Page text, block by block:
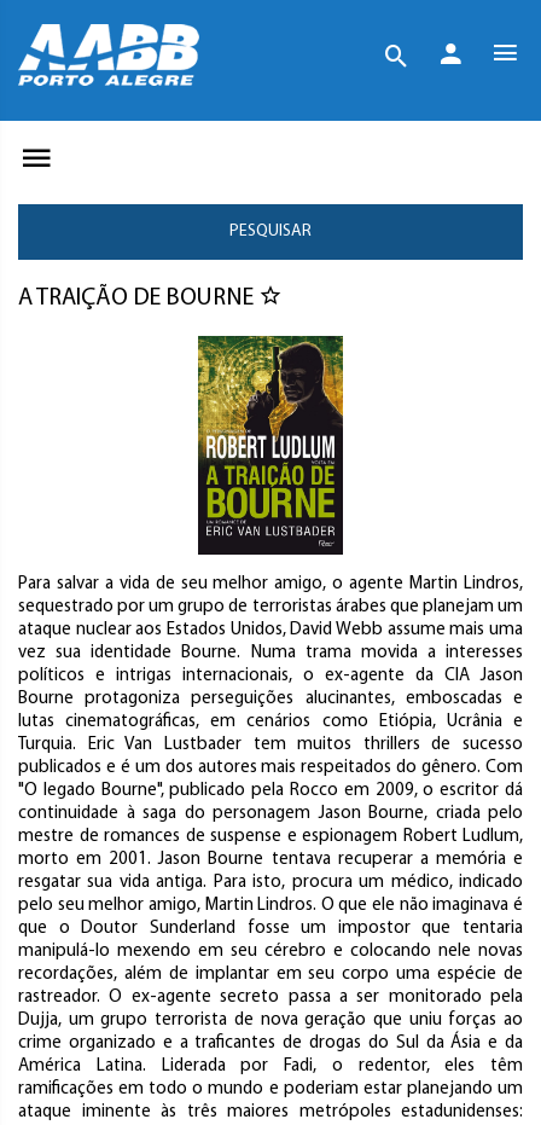
PESQUISAR
A TRAIÇÃO DE BOURNE
Para salvar a vida de seu melhor amigo, o agente Martin Lindros,
sequestrado por um grupo de terroristas árabes que planejam um
ataque nuclear aos Estados Unidos, David Webb assume mais uma
vez sua identidade Bourne. Numa trama movida a interesses
políticos e intrigas internacionais, o ex-agente da CIA Jason
Bourne protagoniza perseguições alucinantes, emboscadas e
lutas cinematográficas, em cenários como Etiópia, Ucrânia e
Turquia. Eric Van Lustbader tem muitos thrillers de sucesso
publicados e é um dos autores mais respeitados do gênero. Com
"O legado Bourne", publicado pela Rocco em 2009, o escritor dá
continuidade à saga do personagem Jason Bourne, criada pelo
mestre de romances de suspense e espionagem Robert Ludlum,
morto em 2001. Jason Bourne tentava recuperar a memória e
resgatar sua vida antiga. Para isto, procura um médico, indicado
pelo seu melhor amigo, Martin Lindros. O que ele não imaginava é
que o Doutor Sunderland fosse um impostor que tentaria
manipulá-lo mexendo em seu cérebro e colocando nele novas
recordações, além de implantar em seu corpo uma espécie de
rastreador. O ex-agente secreto passa a ser monitorado pela
Dujja, um grupo terrorista de nova geração que uniu forças ao
crime organizado e a traficantes de drogas do Sul da Ásia e da
América Latina. Liderada por Fadi, o redentor, eles têm
ramificações em todo o mundo e poderiam estar planejando um
ataque iminente às três maiores metrópoles estadunidenses: